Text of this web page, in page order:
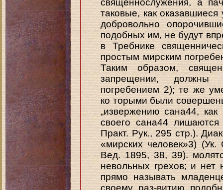
священнослужения, а
таковые, как
добровольно
подобных им, не будут
в Требнике
простым мирским
Таким образом,
запрещении, должны
погребением 2); те же
ко торыми были
„извержению сана44,
своего сана44 лишаются
Практ. Рук., 295 стр.).
«мирских человек»3)
Вед. 1895, 38, 39).
невольных грехов; и нет
прямо называть
своему раз-витию